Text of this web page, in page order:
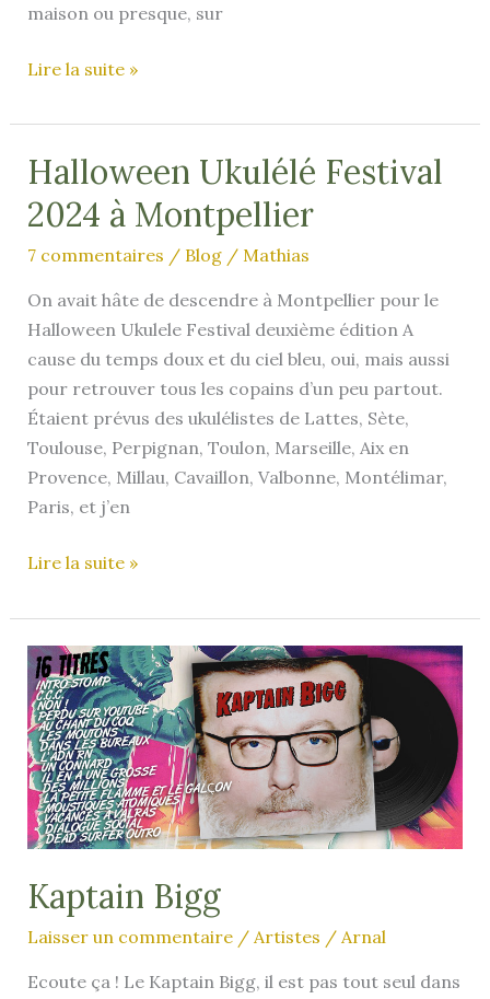
maison ou presque, sur
Matheus
le
cousin
Lire la suite »
Halloween Ukulélé Festival
2024 à Montpellier
7 commentaires / Blog/ Mathias
On avait hâte de descendre à Montpellier pour le
Halloween Ukulele Festival deuxième édition A
cause du temps doux et du ciel bleu, oui, mais aussi
pour retrouver tous les copains d’un peu partout.
Étaient prévus des ukulélistes de Lattes, Sète,
Toulouse, Perpignan, Toulon, Marseille, Aix en
Provence, Millau, Cavaillon, Valbonne, Montélimar,
Paris, et j’en
Halloween
Festival
2024
à
Montpellier
Lire la suite »
Kaptain Bigg
Laisser un commentaire / Artistes / Arnal
Ecoute ça ! Le Kaptain Bigg, il est pas tout seul dans